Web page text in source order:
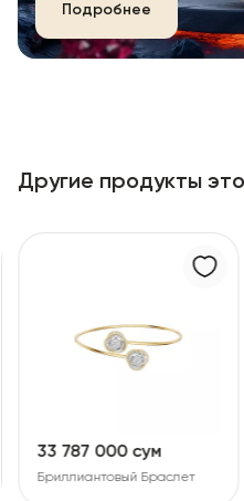
Подробнее
Другие продукты
33 787 000 сум
Бриллиантовый Браслет